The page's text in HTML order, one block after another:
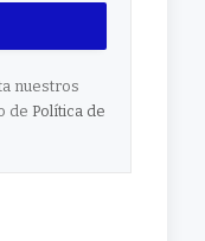
nuestros
de Política de